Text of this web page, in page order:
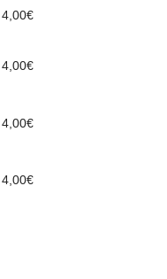
4,00€
4,00€
4,00€
4,00€